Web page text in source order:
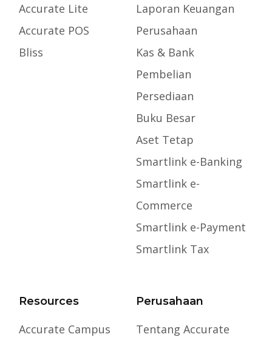
Accurate Lite
Accurate POS
Bliss
Laporan Keuangan
Perusahaan
Kas & Bank
Pembelian
Persediaan
Buku Besar
Aset Tetap
Smartlink e-Banking
Smartlink e-
Commerce
Smartlink e-Payment
Smartlink Tax
Resources
Accurate Campus
Perusahaan
Tentang Accurate